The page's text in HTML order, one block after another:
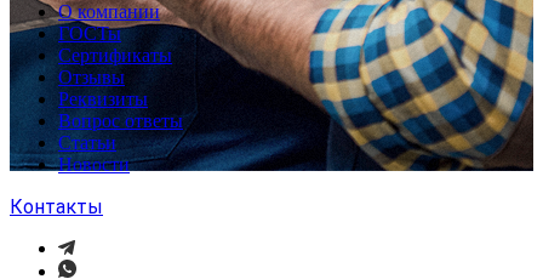
О компании
ГОСТы
Сертификаты
Отзывы
Реквизиты
Вопрос ответы
Статьи
Новости
Контакты